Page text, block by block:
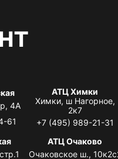
4А
61
АТЦ Химки
Химки, ш Нагорное,
2к7
+7 (495) 989-21-31
АТЦ Очаково
Очаковское ш.,